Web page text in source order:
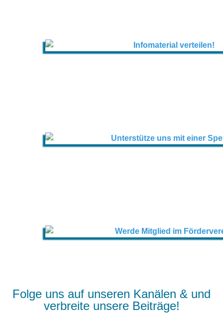
Folge uns auf unseren Kanälen & und
verbreite unsere Beiträge!